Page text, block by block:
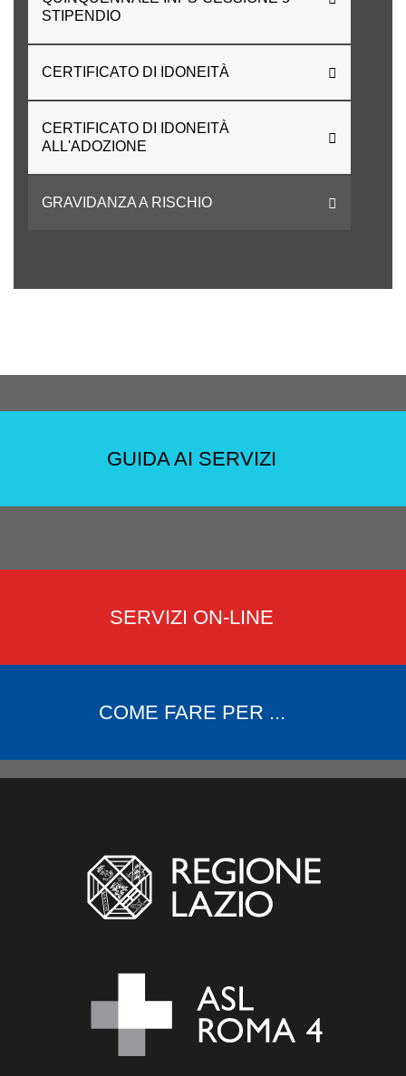
STIPENDIO
CERTIFICATO DI IDONEITÀ
CERTIFICATO DI IDONEITÀ
ALL'ADOZIONE
GRAVIDANZA A RISCHIO
GUIDA AI SERVIZI
SERVIZI ON-LINE
COME FARE PER ...